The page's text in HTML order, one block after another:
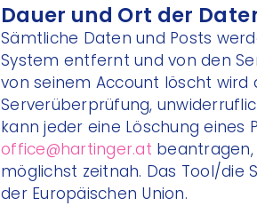
Dauer und Ort der
Sämtliche Daten und Posts
System entfernt und von den
von seinem Account löscht
Serverüberprüfung,
kann jeder eine Löschung
office@hartinger.at
möglichst zeitnah. Das Tool/die
der Europäischen Union.